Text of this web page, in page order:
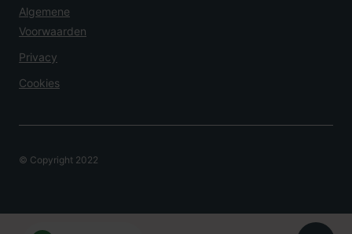
Algemene
Voorwaarden
Privacy
Cookies
© Copyright 2022